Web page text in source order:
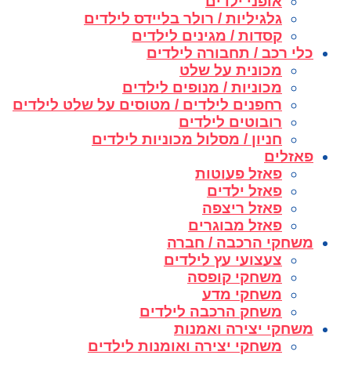
גלגיליות / רולר בליידס לילדים
קסדות / מגינים לילדים
כלי רכב / תחבורה לילדים
מכונית על שלט
מכוניות / מנופים לילדים
רחפנים לילדים / מטוסים על שלט לילדים
רובוטים לילדים
חניון / מסלול מכוניות לילדים
פאזלים
פאזל פעוטות
פאזל ילדים
פאזל ריצפה
פאזל מבוגרים
משחקי הרכבה / חברה
צעצועי עץ לילדים
משחקי קופסה
משחקי מדע
משחק הרכבה לילדים
משחקי יצירה ואמנות
משחקי יצירה ואומנות לילדים